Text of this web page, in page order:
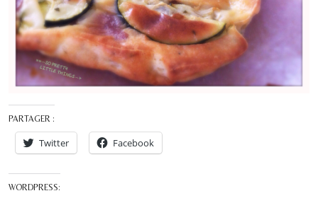
PARTAGER :
Twitter Facebook
WORDPRESS: